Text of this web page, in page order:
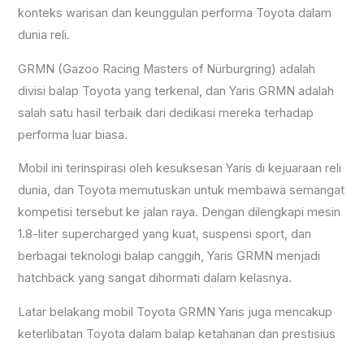
konteks warisan dan keunggulan performa Toyota dalam
dunia reli.
GRMN (Gazoo Racing Masters of Nürburgring) adalah
divisi balap Toyota yang terkenal, dan Yaris GRMN adalah
salah satu hasil terbaik dari dedikasi mereka terhadap
performa luar biasa.
Mobil ini terinspirasi oleh kesuksesan Yaris di kejuaraan reli
dunia, dan Toyota memutuskan untuk membawa semangat
kompetisi tersebut ke jalan raya. Dengan dilengkapi mesin
1.8-liter supercharged yang kuat, suspensi sport, dan
berbagai teknologi balap canggih, Yaris GRMN menjadi
hatchback yang sangat dihormati dalam kelasnya.
Latar belakang mobil Toyota GRMN Yaris juga mencakup
keterlibatan Toyota dalam balap ketahanan dan prestisius